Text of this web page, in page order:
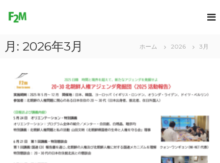
e
v
e
月: 2026年3月 ホーム 2026 3月